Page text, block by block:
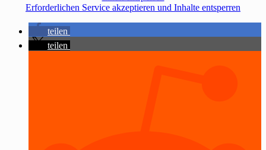
Erforderlichen Service akzeptieren und Inhalte entsperren
teilen
teilen